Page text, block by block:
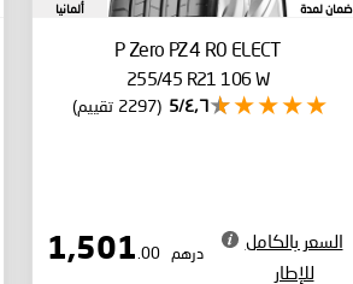
ضمان لمدة
ألمانيا
P Zero PZ4 R0 ELECT
255/45 R21 106 W
٤٫٦/5 (2297 تقييم)
السعر بالكامل
للإطار
درهم .00